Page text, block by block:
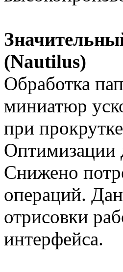
(Nautilus)
Обработка
миниатюр
при
Оптимизации
Снижено
операций.
отрисовки
интерфейса.